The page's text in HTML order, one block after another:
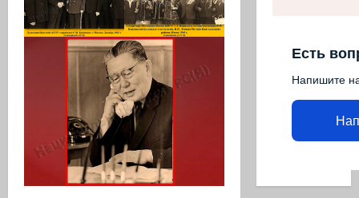
Есть
Напишите